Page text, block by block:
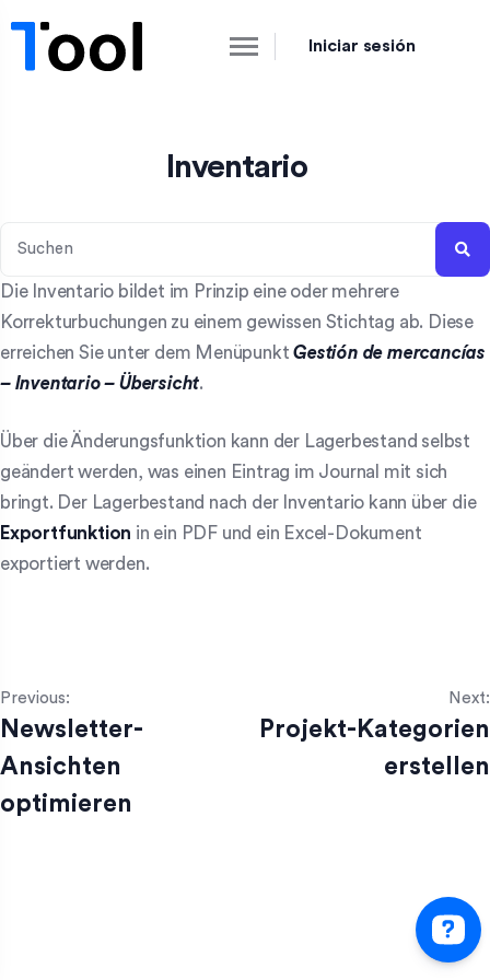
Iniciar sesión
Inventario
Die Inventario bildet im Prinzip eine oder mehrere
Korrekturbuchungen zu einem gewissen Stichtag ab. Diese
erreichen Sie unter dem MenüpunktGestión de mercancías
– Inventario – Übersicht.
Über die Änderungsfunktion kann der Lagerbestand selbst
geändert werden, was einen Eintrag im Journal mit sich
bringt. Der Lagerbestand nach der Inventario kann über die
Exportfunktion in ein PDF und ein Excel-Dokument
exportiert werden.
Previous:
Newsletter-
Ansichten
optimieren
Next:
Projekt-Kategorien
erstellen